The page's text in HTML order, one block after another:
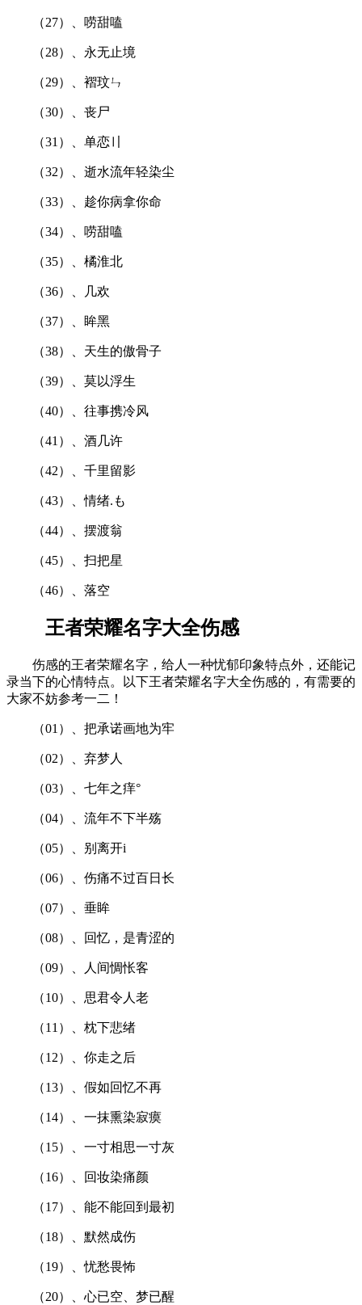
（27）、唠甜嗑
（28）、永无止境
（29）、褶玟ㄣ
（30）、丧尸
（31）、单恋〢
（32）、逝水流年轻染尘
（33）、趁你病拿你命
（34）、唠甜嗑
（35）、橘淮北
（36）、几欢
（37）、眸黑
（38）、天生的傲骨子
（39）、莫以浮生
（40）、往事携冷风
（41）、酒几许
（42）、千里留影
（43）、情绪.も
（44）、摆渡翁
（45）、扫把星
（46）、落空
王者荣耀名字大全伤感
伤感的王者荣耀名字，给人一种忧郁印象特点外，还能记
录当下的心情特点。以下王者荣耀名字大全伤感的，有需要的
大家不妨参考一二！
（01）、把承诺画地为牢
（02）、弃梦人
（03）、七年之痒°
（04）、流年不下半殇
（05）、别离开i
（06）、伤痛不过百日长
（07）、垂眸
（08）、回忆，是青涩的
（09）、人间惆怅客
（10）、思君令人老
（11）、枕下悲绪
（12）、你走之后
（13）、假如回忆不再
（14）、一抹熏染寂瘼
（15）、一寸相思一寸灰
（16）、回妆染痛颜
（17）、能不能回到最初
（18）、默然成伤
（19）、忧愁畏怖
（20）、心已空、梦已醒